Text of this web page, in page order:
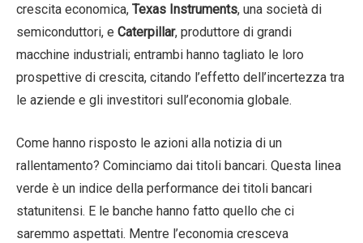
crescita economica, Texas Instruments, una società di
semiconduttori, e Caterpillar, produttore di grandi
macchine industriali; entrambi hanno tagliato le loro
prospettive di crescita, citando l’effetto dell’incertezza tra
le aziende e gli investitori sull’economia globale.
Come hanno risposto le azioni alla notizia di un
rallentamento? Cominciamo dai titoli bancari. Questa linea
verde è un indice della performance dei titoli bancari
statunitensi. E le banche hanno fatto quello che ci
saremmo aspettati. Mentre l’economia cresceva